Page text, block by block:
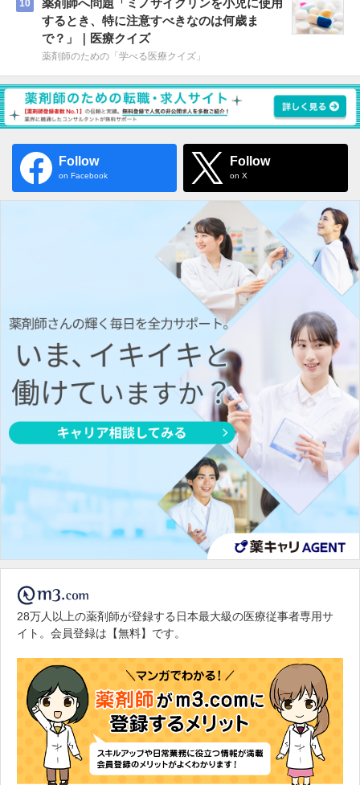
10
するとき、特に注意すべきなのは何歳ま
で？」｜医療クイズ
薬剤師のための「学べる医療クイズ」
Follow
on Facebook
Follow
on X
28万人以上の薬剤師が登録する日本最大級の医療従事者専用サ
イト。会員登録は【無料】です。